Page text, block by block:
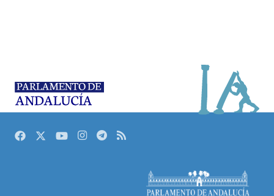
FacebookTwitterYoutubeInstagram
Telegram
RSS